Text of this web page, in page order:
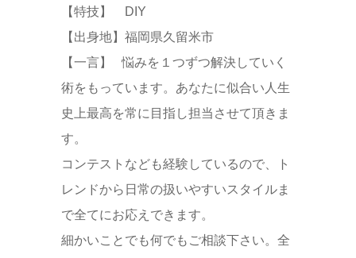
【特技】 DIY
【出身地】福岡県久留米市
【一言】 悩みを１つずつ解決していく
術をもっています。あなたに似合い人生
史上最高を常に目指し担当させて頂きま
す。
コンテストなども経験しているので、ト
レンドから日常の扱いやすいスタイルま
で全てにお応えできます。
細かいことでも何でもご相談下さい。全